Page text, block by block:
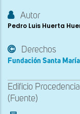
Autor
Pedro Luis Huerta
Derechos
Fundación Santa
Edificio Procedencia
(Fuente)